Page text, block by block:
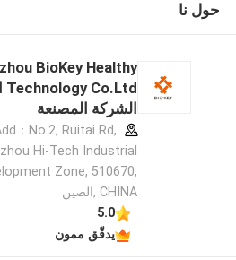
حول نا
BioKey Healthy
الشركة المصنعة
：No.2, Ruitai Rd,
Hi-Tech Industrial
Zone, 510670,
CHINA ,الصين
5.0
يدقّق ممون